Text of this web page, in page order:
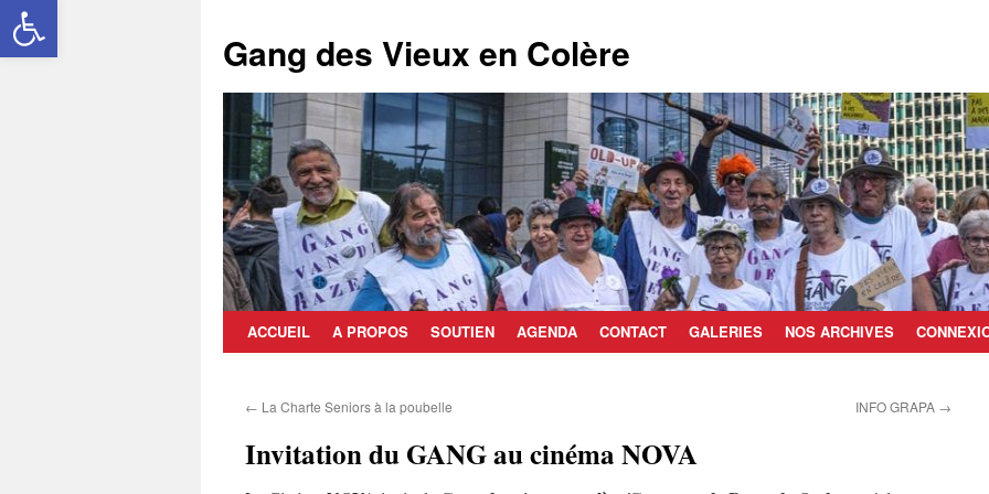
contenu
Gang des Vieux en Colère
ACCUEIL A PROPOS SOUTIEN AGENDA CONTACT GALERIES NOS ARCHIVES
← La Charte Seniors à la poubelle INFO GRAPA →
Invitation du GANG au cinéma NOVA